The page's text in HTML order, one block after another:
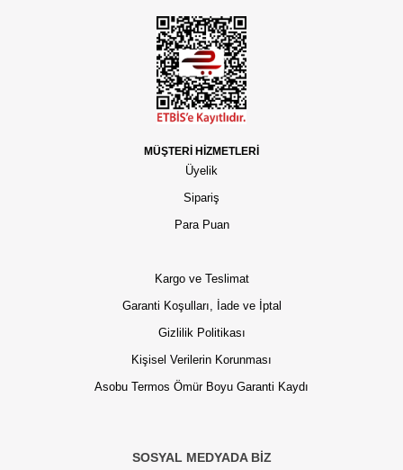
MÜŞTERİ HİZMETLERİ
Üyelik
Sipariş
Para Puan
Kargo ve Teslimat
Garanti Koşulları, İade ve İptal
Gizlilik Politikası
Kişisel Verilerin Korunması
Asobu Termos Ömür Boyu Garanti Kaydı
SOSYAL MEDYADA BİZ